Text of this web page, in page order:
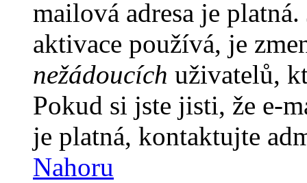
mailová adresa je
aktivace používá, je
nežádoucích uživatelů,
Pokud si jste jisti, že e-
je platná, kontaktujte
Nahoru